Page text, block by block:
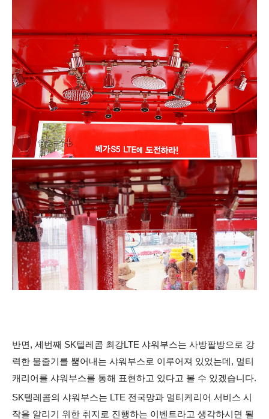
반면, 세번째 SK텔레콤 최강LTE 샤워부스는 사방팔방으로 강
력한 물줄기를 뿜어내는 샤워부스로 이루어져 있었는데, 멀티
캐리어를 샤워부스를 통해 표현하고 있다고 볼 수 있겠습니다.
SK텔레콤의 샤워부스는 LTE 전국망과 멀티케리어 서비스 시
작을 알리기 위한 취지로 진행하는 이벤트라고 생각하시면 될